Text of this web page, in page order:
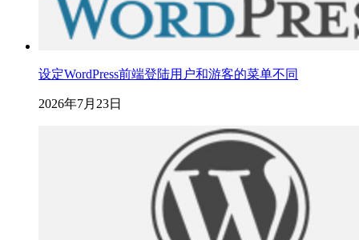
设定WordPress前端登陆用户和游客的菜单不同
2026年7月23日